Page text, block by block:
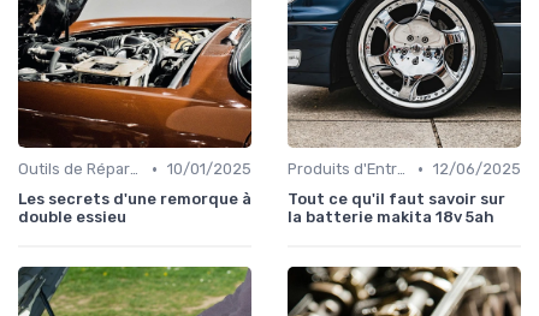
Outils de Réparation Auto • 10/01/2025
Les secrets d'une remorque à
double essieu
Produits d'Entretien et de Nettoyage • 12/06/2025
Tout ce qu'il faut savoir sur
la batterie makita 18v 5ah